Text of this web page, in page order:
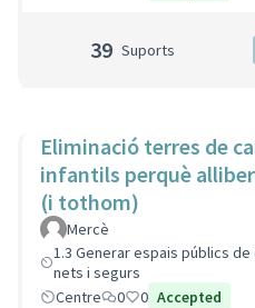
39 Suports
Eliminació terres de
infantils perquè alliberen tòxics pels infants
(i tothom)
Mercè
1.3 Generar espais públics
nets i segurs
Centre
0 0 Accepted